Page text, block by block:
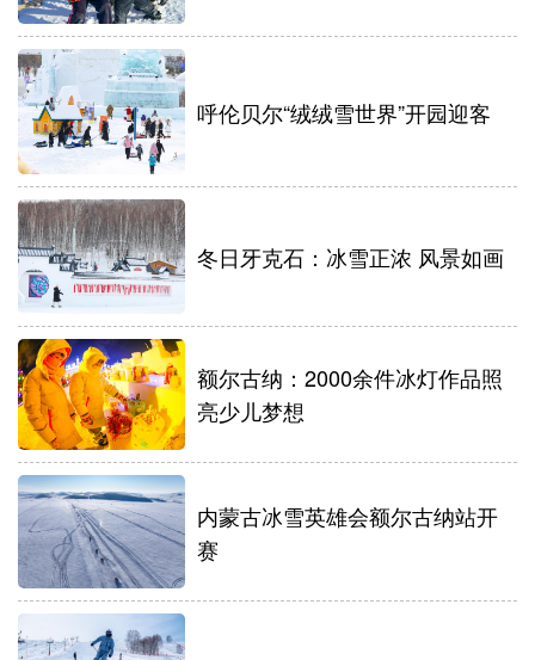
呼伦贝尔“绒绒雪世界”开园迎客
冬日牙克石：冰雪正浓 风景如画
额尔古纳：2000余件冰灯作品照
亮少儿梦想
内蒙古冰雪英雄会额尔古纳站开
赛